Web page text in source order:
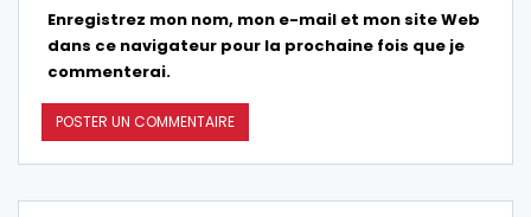
Enregistrez mon nom, mon e-mail et mon site Web
dans ce navigateur pour la prochaine fois que je
commenterai.